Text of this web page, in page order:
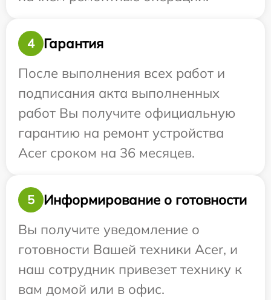
4
Гарантия
После выполнения всех работ и
подписания акта выполненных
работ Вы получите официальную
гарантию на ремонт устройства
Acer сроком на 36 месяцев.
5
Информирование о готовности
Вы получите уведомление о
готовности Вашей техники Acer, и
наш сотрудник привезет технику к
вам домой или в офис.